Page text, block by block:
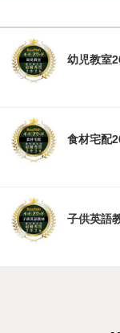
幼児教室
食材宅配
子供英語